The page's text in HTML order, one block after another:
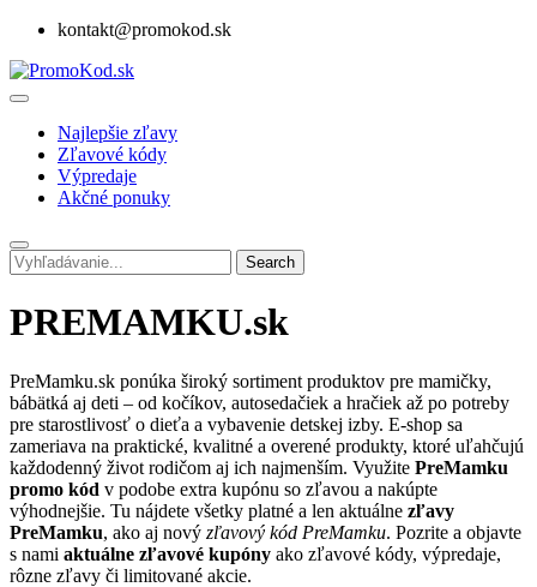
kontakt@promokod.sk
Najlepšie zľavy
Zľavové kódy
Výpredaje
Akčné ponuky
Search
PREMAMKU.sk
PreMamku.sk ponúka široký sortiment produktov pre mamičky,
bábätká aj deti – od kočíkov, autosedačiek a hračiek až po potreby
pre starostlivosť o dieťa a vybavenie detskej izby. E-shop sa
zameriava na praktické, kvalitné a overené produkty, ktoré uľahčujú
každodenný život rodičom aj ich najmenším. Využite PreMamku
promo kód v podobe extra kupónu so zľavou a nakúpte
výhodnejšie. Tu nájdete všetky platné a len aktuálne zľavy
PreMamku, ako aj nový zľavový kód PreMamku. Pozrite a objavte
s nami aktuálne zľavové kupóny ako zľavové kódy, výpredaje,
rôzne zľavy či limitované akcie.